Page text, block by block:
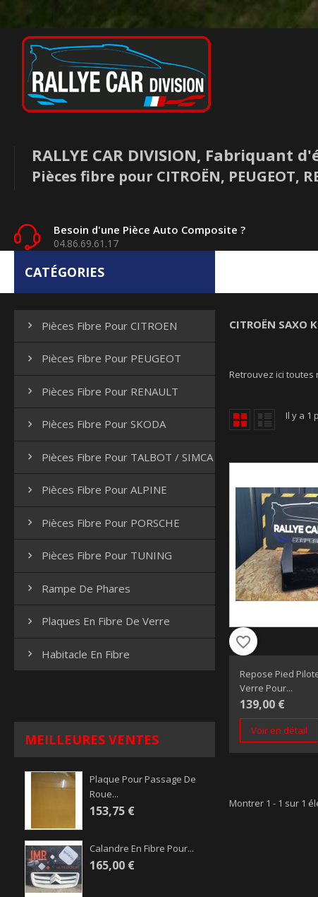
RALLYE CAR DIVISION, Fabriquant
Pièces fibre pour CITROËN, PEUGEOT,
Besoin d'une Pièce Auto Composite ?
04.86.69.61.17
CATÉGORIES
 Pièces Fibre Pour CITROEN
 Pièces Fibre Pour PEUGEOT
 Pièces Fibre Pour RENAULT
 Pièces Fibre Pour SKODA
 Pièces Fibre Pour TALBOT / SIMCA
 Pièces Fibre Pour ALPINE
 Pièces Fibre Pour PORSCHE
 Pièces Fibre Pour TUNING
 Rampe De Phares
 Plaques En Fibre De Verre
 Habitacle En Fibre
MEILLEURES VENTES
Plaque Pour Passage De
Roue...
153,75 €
Calandre En Fibre Pour...
165,00 €
CITROËN SAXO
Retrouvez ici toutes
Il y a 1
favorite_border
Repose Pied
Verre Pour...
139,00 €
Voir en détail
Montrer 1 - 1 sur 1